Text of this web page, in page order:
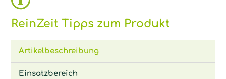
ReinZeit Tipps zum Produkt
Artikelbeschreibung
Einsatzbereich